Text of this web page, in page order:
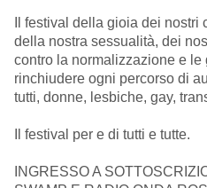
Il festival della gioia dei
della nostra sessualità, dei
contro la normalizzazione e
rinchiudere ogni percorso di
tutti, donne, lesbiche, gay,
Il festival per e di tutti e tutte.
INGRESSO A